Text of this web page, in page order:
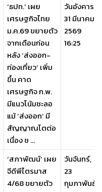
‘ธปท.’ เผย
เศรษฐกิจไทย
ม.ค.69 ขยายตัว
จากเดือนก่อน
หลัง ‘ส่งออก-
ท่องเที่ยว’ เพิ่ม
ขึ้น คาด
เศรษฐกิจ ก.พ.
มีแนวโน้มชะลอ
แม้ ‘ส่งออก’ มี
สัญญาณโตต่อ
เนื่อง ช ...
วันอังคาร,
31 มีนาคม
2569
16:25
‘สภาพัฒน์’ เผย
จีดีพีไตรมาส
4/68 ขยายตัว
วันจันทร์,
23
กุมภาพันธ์